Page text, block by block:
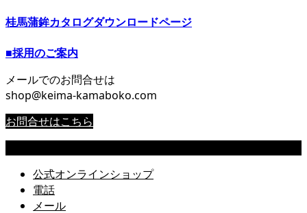
桂馬蒲鉾カタログダウンロードページ
■採用のご案内
メールでのお問合せは
shop@keima-kamaboko.com
お問合せはこちら
公式オンラインショップ
電話
メール